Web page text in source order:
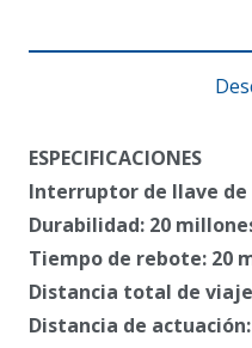
ESPECIFICACIONES
Interruptor de llave de
Durabilidad: 20
Tiempo de rebote: 20
Distancia total de
Distancia de